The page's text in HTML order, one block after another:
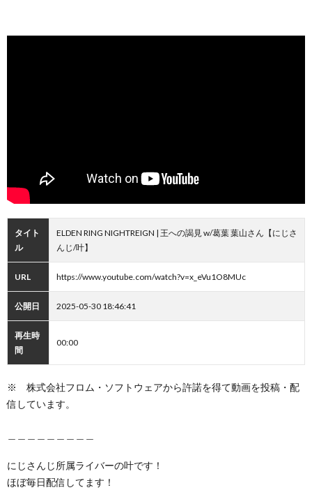
タイト
ル
ELDEN RING NIGHTREIGN | 王への謁見 w/葛葉 葉山さん【にじさ
んじ/叶】
URL https://www.youtube.com/watch?v=x_eVu1O8MUc
公開日 2025-05-30 18:46:41
再生時
間
00:00
※ 株式会社フロム・ソフトウェアから許諾を得て動画を投稿・配
信しています。
にじさんじ所属ライバーの叶です！
ほぼ毎日配信してます！